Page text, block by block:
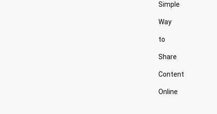
Simple
Way
to
Share
Content
Online